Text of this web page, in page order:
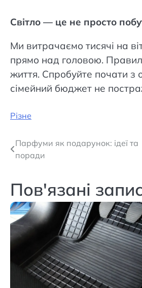
Світло — це не просто
Ми витрачаємо тисячі на
прямо над головою.
життя. Спробуйте почати з
сімейний бюджет не
Різне
Навігація
записів
Парфуми як подарунок: ідеї та
поради
Пов'язані